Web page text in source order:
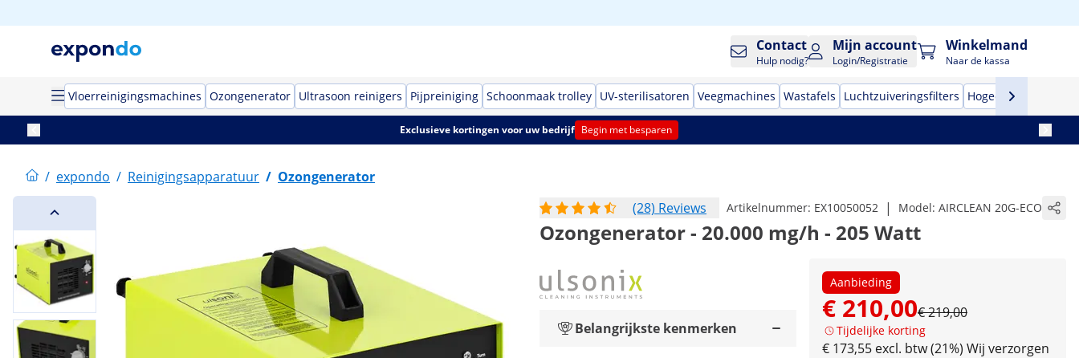
Contact
Hulp nodig?
Mijn account
Login/Registratie
Winkelmand
Naar de kassa
Vloerreinigingsmachines Ozongenerator Ultrasoon reinigers Pijpreiniging Schoonmaak trolley UV-sterilisatoren Veegmachines Wastafels Luchtzuiveringsfilters Hogedrukreinigers
Exclusieve kortingen voor uw bedrijf Begin met besparen
/ expondo / Reinigingsapparatuur / Ozongenerator
(28) Reviews
Artikelnummer: EX10050052 | Model: AIRCLEAN 20G-ECO
Ozongenerator - 20.000 mg/h - 205 Watt
Aanbieding
€ 210,00€ 219,00
Tijdelijke korting
€ 173,55 excl. btw (21%) Wij verzorgen
Belangrijkste kenmerken